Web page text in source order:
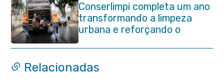
Conserlimpi completa um ano
transformando a limpeza
urbana e reforçando o
cuidado com Itaboraí
Relacionadas